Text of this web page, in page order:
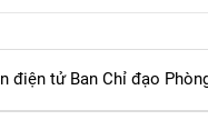
điện tử Ban Chỉ đạo